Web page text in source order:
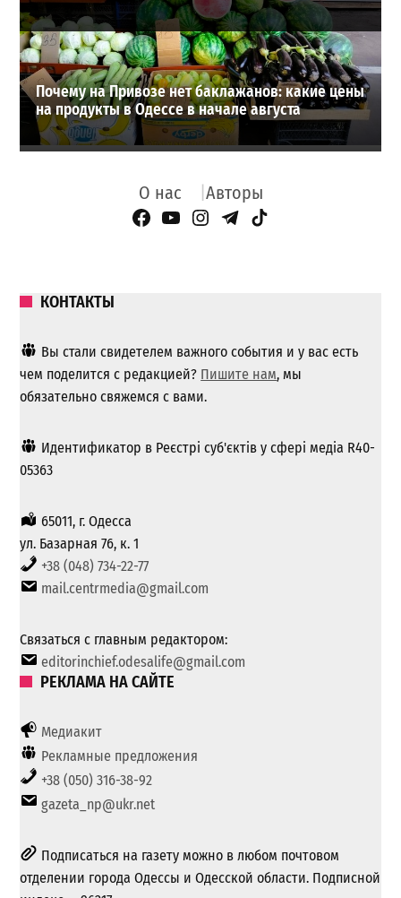
Почему на Привозе нет баклажанов: какие цены
на продукты в Одессе в начале августа
О нас Авторы
Facebook Page
YouTube
Instagram
Telegram
TikTok
КОНТАКТЫ
Вы стали свидетелем важного события и у вас есть
чем поделится с редакцией? Пишите нам, мы
обязательно свяжемся с вами.
Идентификатор в Реєстрі суб'єктів у сфері медіа R40-
05363
65011, г. Одесса
ул. Базарная 76, к. 1
+38 (048) 734-22-77
mail.centrmedia@gmail.com
Связаться с главным редактором:
editorinchief.odesalife@gmail.com
РЕКЛАМА НА САЙТЕ
Медиакит
Рекламные предложения
+38 (050) 316-38-92
gazeta_np@ukr.net
Подписаться на газету можно в любом почтовом
отделении города Одессы и Одесской области. Подписной